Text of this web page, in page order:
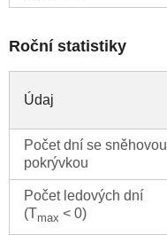
Roční statistiky
Údaj
Počet dní se sněhovou
pokrývkou
Počet ledových dní
(Tmax < 0)